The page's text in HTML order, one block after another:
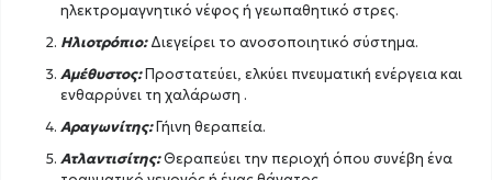
ηλεκτρομαγνητικό νέφος ή γεωπαθητικό στρες.
Ηλιοτρόπιο:Διεγείρει το ανοσοποιητικό σύστημα.
Αμέθυστος:Προστατεύει, ελκύει πνευματική ενέργεια και
ενθαρρύνει τη χαλάρωση .
Αραγωνίτης:Γήινη θεραπεία.
Ατλαντισίτης:Θεραπεύει την περιοχή όπου συνέβη ένα